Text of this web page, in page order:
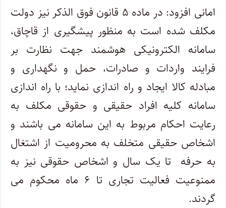
امانی افزود: در ماده ۵ قانون فوق الذکر نیز دولت
مکلف شده است به منظور پیشگیری از قاچاق،
سامانه الکترونیکی هوشمند جهت نظارت بر
فرایند واردات و صادرات، حمل و نگهداری و
مبادله کالا ایجاد و راه اندازی نماید؛ با راه اندازی
سامانه کلیه افراد حقیقی و حقوقی مکلف به
رعایت احکام مربوط به این سامانه می باشند و
اشخاص حقیقی متخلف به محرومیت از اشتغال
به حرفه تا یک سال و اشخاص حقوقی نیز به
ممنوعیت فعالیت تجاری تا ۶ ماه محکوم می
گردند.